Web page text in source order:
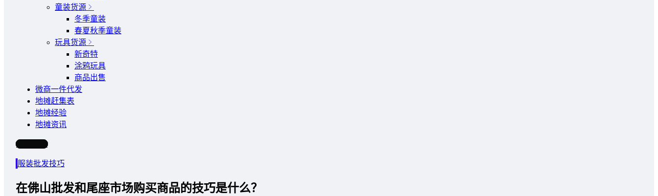
童装货源
冬季童装
春夏秋季童装
玩具货源
新奇特
涂鸦玩具
商品出售
微商一件代发
地摊赶集表
地摊经验
地摊资讯
写文章
服装批发技巧
在佛山批发和尾座市场购买商品的技巧是什么？